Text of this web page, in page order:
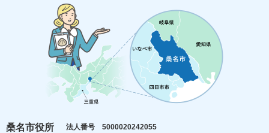
桑名市役所 法人番号 5000020242055